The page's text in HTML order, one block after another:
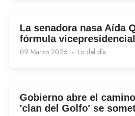
La senadora nasa Aída
fórmula
09 Marzo 2026 Lo del día
Gobierno abre el
'clan del Golfo' se